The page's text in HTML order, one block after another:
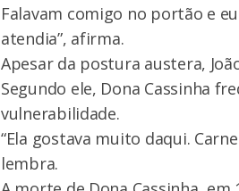
Falavam comigo no portão e
atendia”, afirma.
Apesar da postura austera,
Segundo ele, Dona Cassinha
vulnerabilidade.
“Ela gostava muito daqui.
lembra.